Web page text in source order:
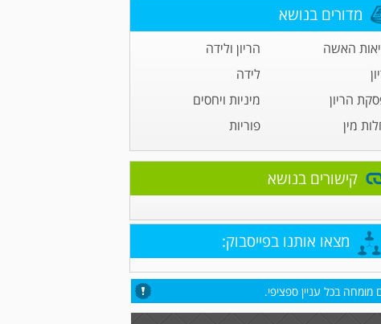
מדורים בנושא
האשה
הריון ולידה
לידה
הריון
מיניות ויחסים
מין
פוריות
קישורים בנושא
מצאו אותנו בפייסבוק:
בכל עניין ספציפי.